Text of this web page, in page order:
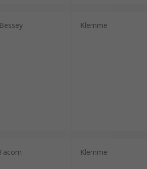
Bessey Klemme
Facom Klemme